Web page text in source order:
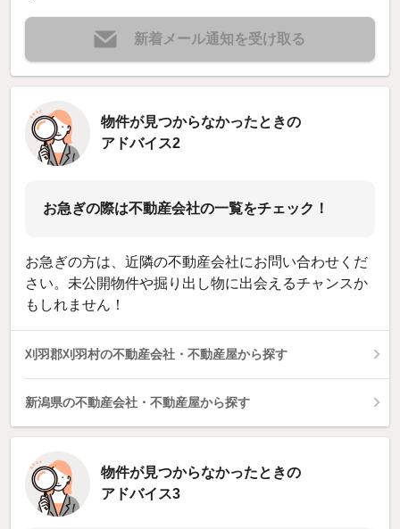
新着メール通知を受け取る
物件が見つからなかったときの
アドバイス2
お急ぎの際は不動産会社の一覧をチェック！
お急ぎの方は、近隣の不動産会社にお問い合わせくだ
さい。未公開物件や掘り出し物に出会えるチャンスか
もしれません！
刈羽郡刈羽村の不動産会社・不動産屋から探す
新潟県の不動産会社・不動産屋から探す
物件が見つからなかったときの
アドバイス3